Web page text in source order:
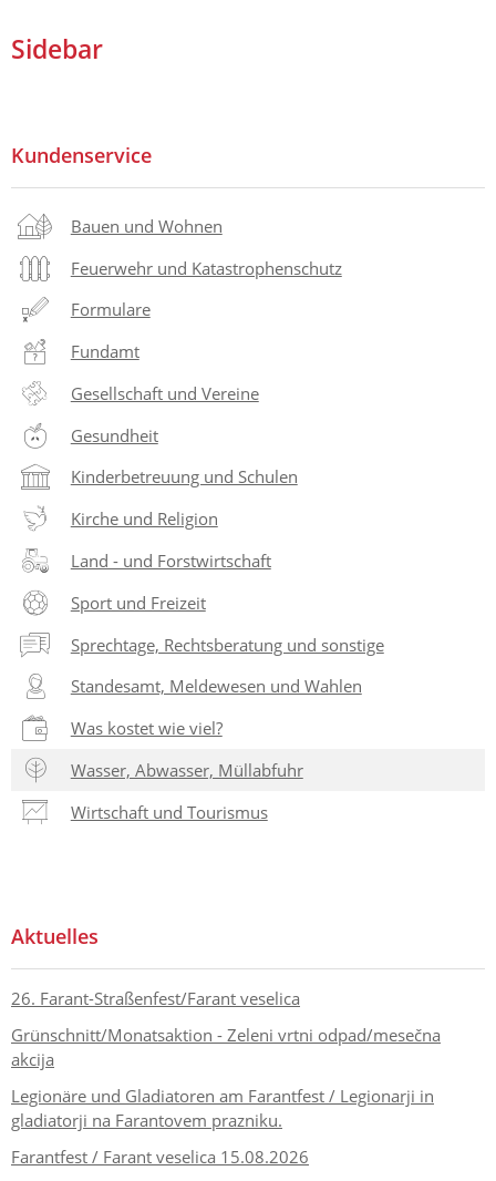
Sidebar
Kundenservice
Bauen und Wohnen
Feuerwehr und Katastrophenschutz
Formulare
Fundamt
Gesellschaft und Vereine
Gesundheit
Kinderbetreuung und Schulen
Kirche und Religion
Land - und Forstwirtschaft
Sport und Freizeit
Sprechtage, Rechtsberatung und sonstige
Standesamt, Meldewesen und Wahlen
Was kostet wie viel?
Wasser, Abwasser, Müllabfuhr
Wirtschaft und Tourismus
Aktuelles
26. Farant-Straßenfest/Farant veselica
Grünschnitt/Monatsaktion - Zeleni vrtni odpad/mesečna
akcija
Legionäre und Gladiatoren am Farantfest / Legionarji in
gladiatorji na Farantovem prazniku.
Farantfest / Farant veselica 15.08.2026